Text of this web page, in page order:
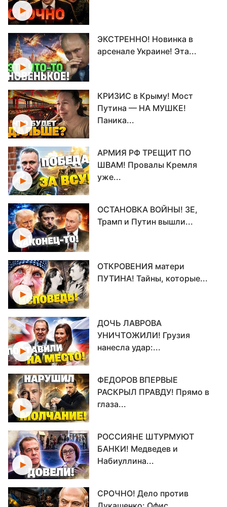
ЭКСТРЕННО! Новинка в
арсенале Украине! Эта...
КРИЗИС в Крыму! Мост
Путина — НА МУШКЕ!
Паника...
АРМИЯ РФ ТРЕЩИТ ПО
ШВАМ! Провалы Кремля
уже...
ОСТАНОВКА ВОЙНЫ! ЗЕ,
Трамп и Путин вышли...
ОТКРОВЕНИЯ матери
ПУТИНА! Тайны, которые...
ДОЧЬ ЛАВРОВА
УНИЧТОЖИЛИ! Грузия
нанесла удар:...
ФЕДОРОВ ВПЕРВЫЕ
РАСКРЫЛ ПРАВДУ! Прямо в
глаза...
РОССИЯНЕ ШТУРМУЮТ
БАНКИ! Медведев и
Набиуллина...
СРОЧНО! Дело против